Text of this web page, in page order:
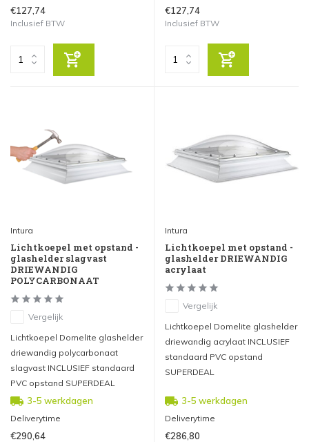
€127,74
Inclusief BTW
€127,74
Inclusief BTW
Intura
Lichtkoepel met opstand -
glashelder slagvast
DRIEWANDIG
POLYCARBONAAT
Vergelijk
Lichtkoepel Domelite glashelder
driewandig polycarbonaat
slagvast INCLUSIEF standaard
PVC opstand SUPERDEAL
3-5 werkdagen
Deliverytime
€290,64
Intura
Lichtkoepel met opstand -
glashelder DRIEWANDIG
acrylaat
Vergelijk
Lichtkoepel Domelite glashelder
driewandig acrylaat INCLUSIEF
standaard PVC opstand
SUPERDEAL
3-5 werkdagen
Deliverytime
€286,80